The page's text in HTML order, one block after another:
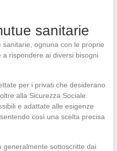
sanitarie
ognuna con le proprie
rispondere ai diversi bisogni
per i privati che desiderano
alla Sicurezza Sociale.
e adattate alle esigenze
così una scelta precisa
generalmente sottoscritte dai